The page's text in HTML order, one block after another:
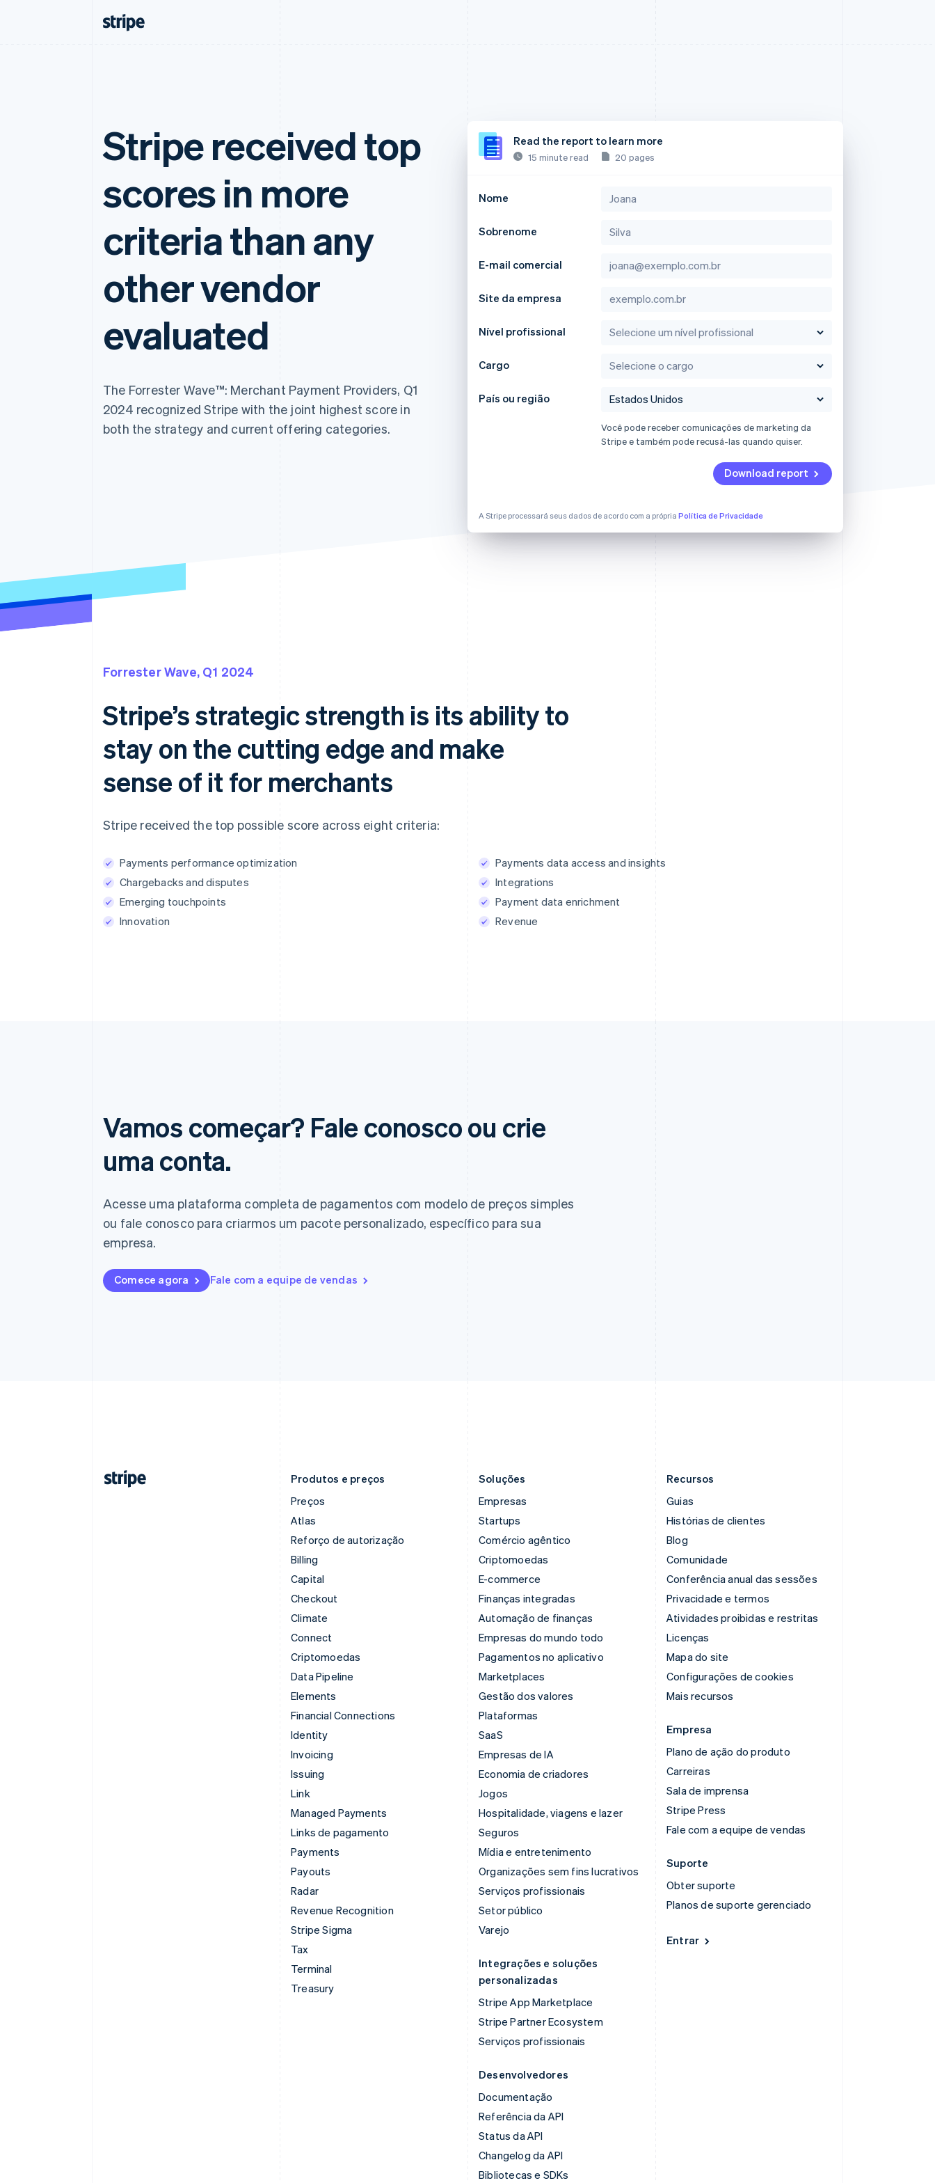
Stripe received top
scores in more
criteria than any
other vendor
evaluated
The Forrester Wave™: Merchant Payment Providers, Q1
2024 recognized Stripe with the joint highest score in
both the strategy and current offering categories.
Read the report to learn more
15 minute read 20 pages
Nome
Sobrenome
E-mail comercial
Site da empresa
Nível profissional
Cargo
País ou região
Você pode receber comunicações de marketing da
Stripe e também pode recusá-las quando quiser.
Download report
A Stripe processará seus dados de acordo com a própria Política de Privacidade
Forrester Wave, Q1 2024
Stripe’s strategic strength is its ability to
stay on the cutting edge and make
sense of it for merchants
Stripe received the top possible score across eight criteria:
Payments performance optimization
Payments data access and insights
Chargebacks and disputes
Integrations
Emerging touchpoints
Payment data enrichment
Innovation
Revenue
Vamos começar? Fale conosco ou crie
uma conta.
Acesse uma plataforma completa de pagamentos com modelo de preços simples
ou fale conosco para criarmos um pacote personalizado, específico para sua
empresa.
Comece agora Fale com a equipe de vendas
Produtos e preços
Preços
Atlas
Reforço de autorização
Billing
Capital
Checkout
Climate
Connect
Criptomoedas
Data Pipeline
Elements
Financial Connections
Identity
Invoicing
Issuing
Link
Managed Payments
Links de pagamento
Payments
Payouts
Radar
Revenue Recognition
Stripe Sigma
Tax
Terminal
Treasury
Soluções
Empresas
Startups
Comércio agêntico
Criptomoedas
E-commerce
Finanças integradas
Automação de finanças
Empresas do mundo todo
Pagamentos no aplicativo
Marketplaces
Gestão dos valores
Plataformas
SaaS
Empresas de IA
Economia de criadores
Jogos
Hospitalidade, viagens e lazer
Seguros
Mídia e entretenimento
Organizações sem fins lucrativos
Serviços profissionais
Setor público
Varejo
Integrações e soluções
personalizadas
Stripe App Marketplace
Stripe Partner Ecosystem
Serviços profissionais
Desenvolvedores
Documentação
Referência da API
Status da API
Changelog da API
Bibliotecas e SDKs
Recursos
Guias
Histórias de clientes
Blog
Comunidade
Conferência anual das sessões
Privacidade e termos
Atividades proibidas e restritas
Licenças
Mapa do site
Configurações de cookies
Mais recursos
Empresa
Plano de ação do produto
Carreiras
Sala de imprensa
Stripe Press
Fale com a equipe de vendas
Suporte
Obter suporte
Planos de suporte gerenciado
Entrar